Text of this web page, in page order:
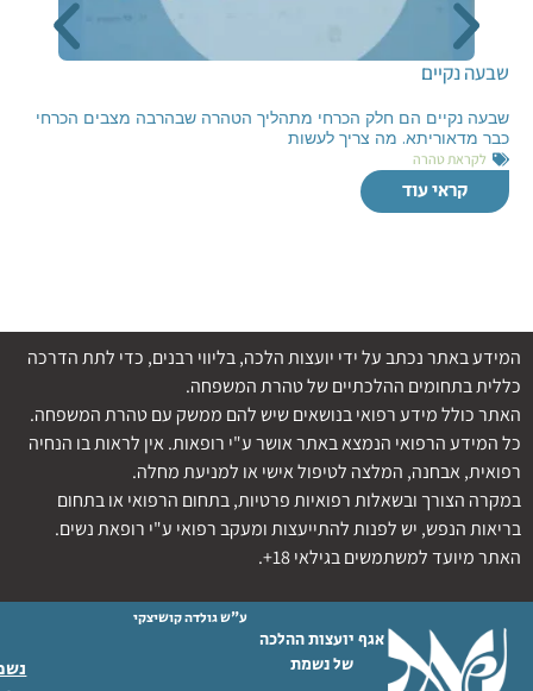
שבעה נקיים
שבעה נקיים הם חלק הכרחי מתהליך הטהרה שבהרבה מצבים הכרחי
כבר מדאוריתא. מה צריך לעשות
לקראת טהרה
קראי עוד
המידע באתר נכתב על ידי יועצות הלכה, בליווי רבנים, כדי לתת הדרכה
כללית בתחומים ההלכתיים של טהרת המשפחה.
האתר כולל מידע רפואי בנושאים שיש להם ממשק עם טהרת המשפחה.
כל המידע הרפואי הנמצא באתר אושר ע"י רופאות. אין לראות בו הנחיה
רפואית, אבחנה, המלצה לטיפול אישי או למניעת מחלה.
במקרה הצורך ובשאלות רפואיות פרטיות, בתחום הרפואי או בתחום
בריאות הנפש, יש לפנות להתייעצות ומעקב רפואי ע"י רופאת נשים.
האתר מיועד למשתמשים בגילאי 18+.
אגף יועצות ההלכה
של נשמת
ע"ש גולדה קושיצקי